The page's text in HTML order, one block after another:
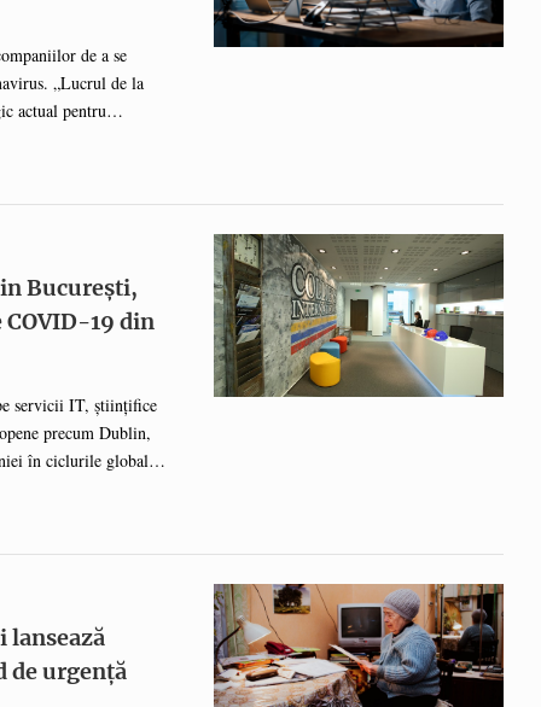
de a se
„Lucrul de la
actual pentru
și sunt practic în plin
mai ușor ...
București,
19 din
servicii IT, științifice
precum Dublin,
în ciclurile globale
în perioada
Cu toate ...
lansează
de urgență